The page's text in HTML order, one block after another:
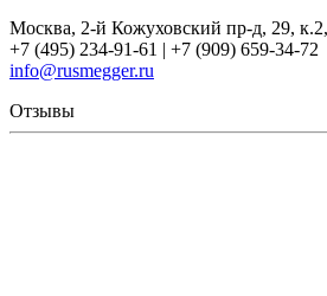
Москва, 2-й Кожуховский пр-д, 29,
+7 (495) 234-91-61 | +7 (909) 659-34-72
info@rusmegger.ru
Отзывы